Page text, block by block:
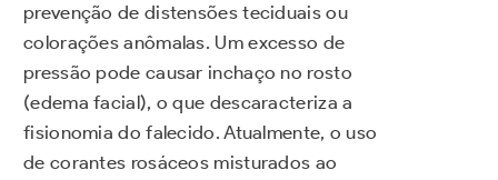
prevenção de distensões teciduais ou
colorações anômalas. Um excesso de
pressão pode causar inchaço no rosto
(edema facial), o que descaracteriza a
fisionomia do falecido. Atualmente, o uso
de corantes rosáceos misturados ao